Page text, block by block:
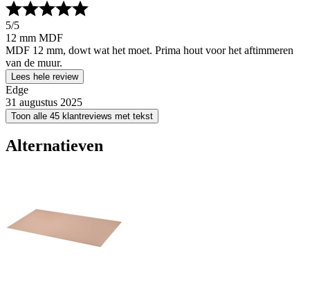
5/5
12 mm MDF
MDF 12 mm, dowt wat het moet. Prima hout voor het aftimmeren
van de muur.
Lees hele review
Edge
31 augustus 2025
Toon alle 45 klantreviews met tekst
Alternatieven